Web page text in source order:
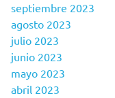
septiembre 2023
agosto 2023
julio 2023
junio 2023
mayo 2023
abril 2023